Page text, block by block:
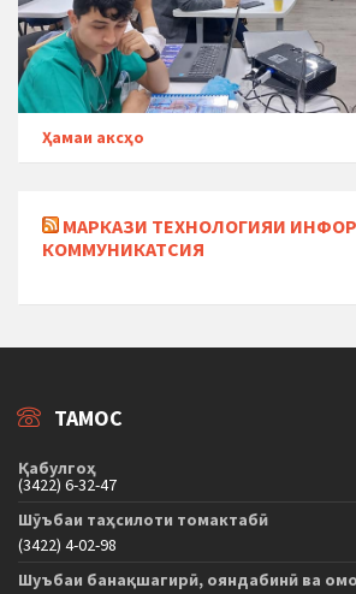
Ҳамаи аксҳо
МАРКАЗИ ТЕХНОЛОГИЯИ
КОММУНИКАТСИЯ
ТАМОС
Қабулгоҳ
(3422) 6-32-47
Шӯъбаи таҳсилоти томактабӣ
(3422) 4-02-98
Шуъбаи банақшагирӣ, ояндабинӣ ва